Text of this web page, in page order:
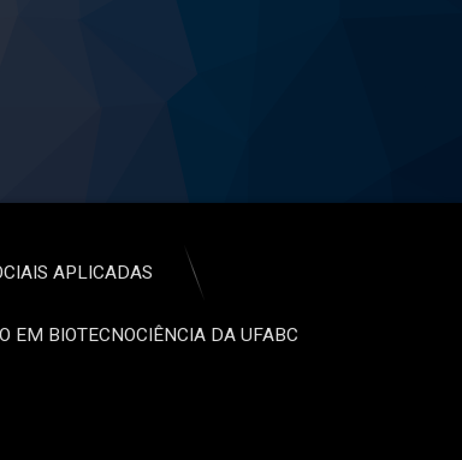
APLICADAS
EM BIOTECNOCIÊNCIA DA UFABC